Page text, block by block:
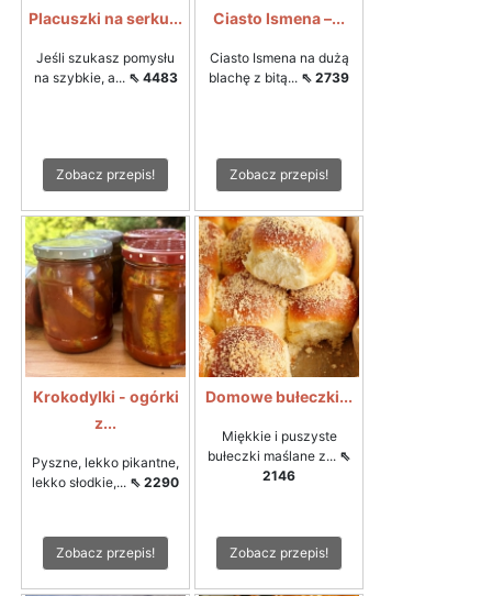
Placuszki na serku...
Jeśli szukasz pomysłu
na szybkie, a... ⇖ 4483
Zobacz przepis!
Ciasto Ismena –...
Ciasto Ismena na dużą
blachę z bitą... ⇖ 2739
Zobacz przepis!
Krokodylki - ogórki
z...
Pyszne, lekko pikantne,
lekko słodkie,... ⇖ 2290
Zobacz przepis!
Domowe bułeczki...
Miękkie i puszyste
bułeczki maślane z... ⇖
2146
Zobacz przepis!